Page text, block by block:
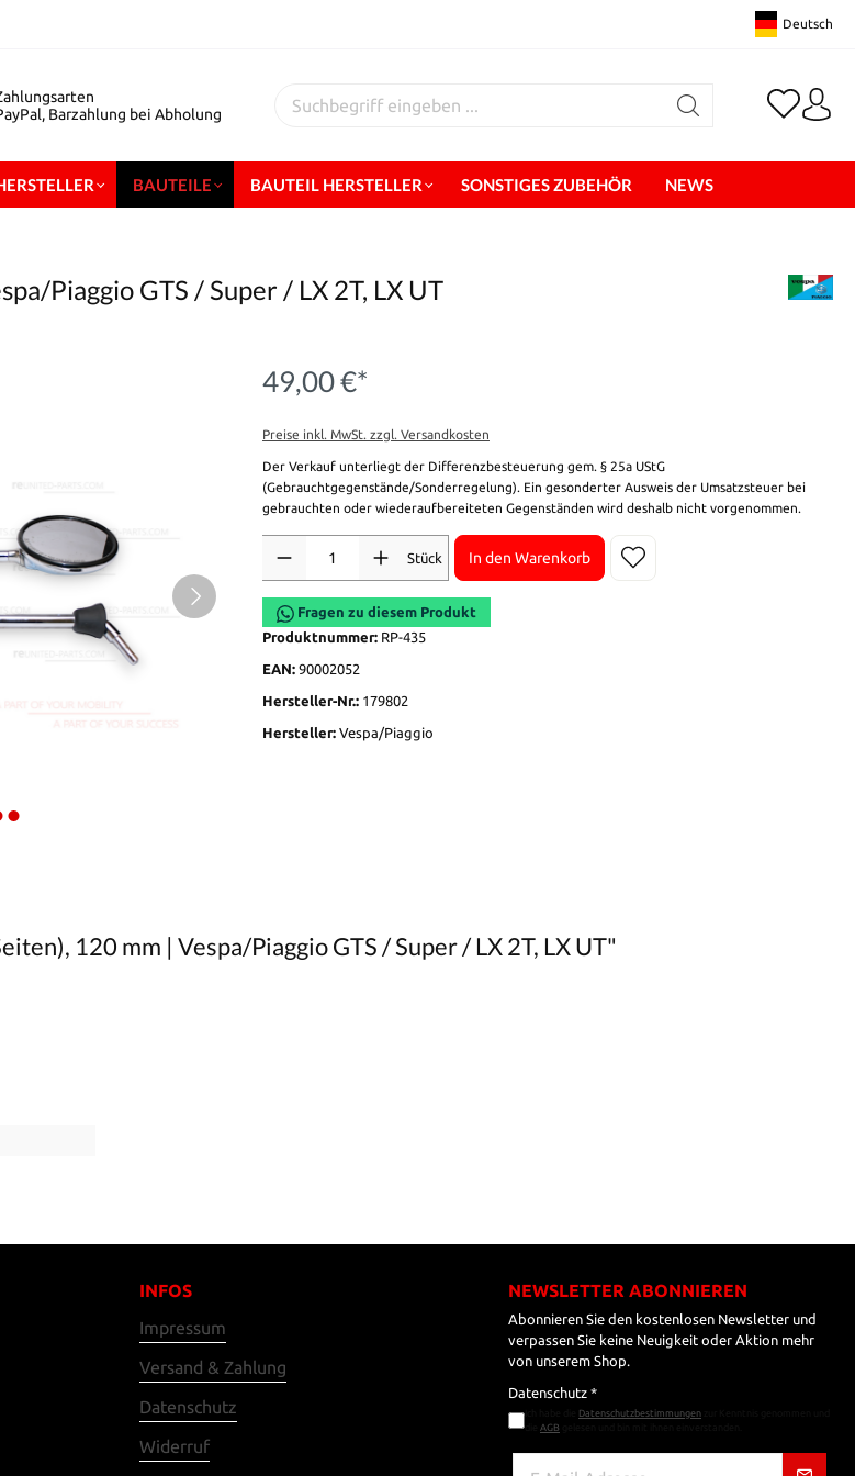
Deutsch
Barzahlung bei Abholung
BAUTEILE BAUTEIL HERSTELLER SONSTIGES ZUBEHÖR NEWS
Piaggio GTS / Super / LX 2T, LX UT
49,00 €*
Preise inkl. MwSt. zzgl. Versandkosten
Der Verkauf unterliegt der Differenzbesteuerung gem. § 25a UStG
(Gebrauchtgegenstände/Sonderregelung). Ein gesonderter Ausweis der Umsatzsteuer bei
gebrauchten oder wiederaufbereiteten Gegenständen wird deshalb nicht vorgenommen.
Stück
In den Warenkorb
Fragen zu diesem Produkt
Produktnummer: RP-435
EAN: 90002052
Hersteller-Nr.: 179802
Hersteller: Vespa/Piaggio
120 mm | Vespa/Piaggio GTS / Super / LX 2T, LX UT"
INFOS
Impressum
Versand & Zahlung
Datenschutz
Widerruf
NEWSLETTER ABONNIEREN
Abonnieren Sie den kostenlosen Newsletter und
verpassen Sie keine Neuigkeit oder Aktion mehr
von unserem Shop.
Datenschutz *
Datenschutzbestimmungen
AGB